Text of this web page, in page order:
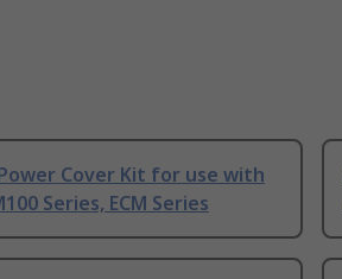
Cover Kit for use with
Series, ECM Series